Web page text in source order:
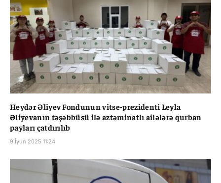
Heydər Əliyev Fondunun vitse-prezidenti Leyla
Əliyevanın təşəbbüsü ilə aztəminatlı ailələrə qurban
payları çatdırılıb
9 İyun 2025 11:24